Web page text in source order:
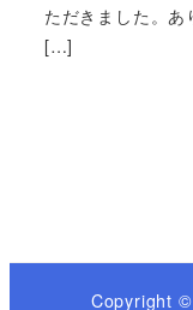
ただきました。
[…]
Copyright ©